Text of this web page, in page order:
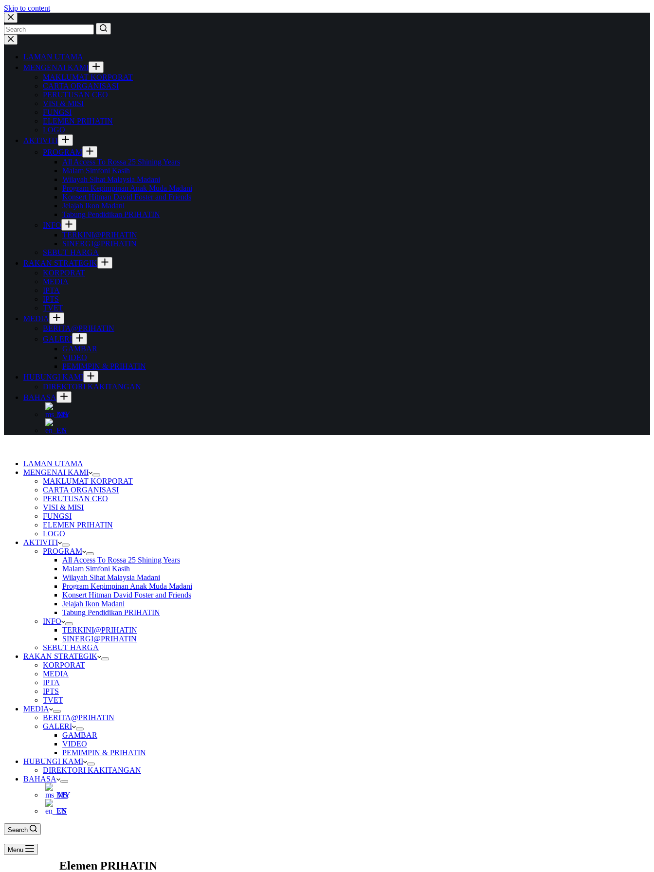
Skip to content
LAMAN UTAMA
MENGENAI KAMI
MAKLUMAT KORPORAT
CARTA ORGANISASI
PERUTUSAN CEO
VISI & MISI
FUNGSI
ELEMEN PRIHATIN
LOGO
AKTIVITI
PROGRAM
All Access To Rossa 25 Shining Years
Malam Simfoni Kasih
Wilayah Sihat Malaysia Madani
Program Kepimpinan Anak Muda Madani
Konsert Hitman David Foster and Friends
Jelajah Ikon Madani
Tabung Pendidikan PRIHATIN
INFO
TERKINI@PRIHATIN
SINERGI@PRIHATIN
SEBUT HARGA
RAKAN STRATEGIK
KORPORAT
MEDIA
IPTA
IPTS
TVET
MEDIA
BERITA@PRIHATIN
GALERI
GAMBAR
VIDEO
PEMIMPIN & PRIHATIN
HUBUNGI KAMI
DIREKTORI KAKITANGAN
BAHASA
MS
EN
LAMAN UTAMA
MENGENAI KAMI
MAKLUMAT KORPORAT
CARTA ORGANISASI
PERUTUSAN CEO
VISI & MISI
FUNGSI
ELEMEN PRIHATIN
LOGO
AKTIVITI
PROGRAM
All Access To Rossa 25 Shining Years
Malam Simfoni Kasih
Wilayah Sihat Malaysia Madani
Program Kepimpinan Anak Muda Madani
Konsert Hitman David Foster and Friends
Jelajah Ikon Madani
Tabung Pendidikan PRIHATIN
INFO
TERKINI@PRIHATIN
SINERGI@PRIHATIN
SEBUT HARGA
RAKAN STRATEGIK
KORPORAT
MEDIA
IPTA
IPTS
TVET
MEDIA
BERITA@PRIHATIN
GALERI
GAMBAR
VIDEO
PEMIMPIN & PRIHATIN
HUBUNGI KAMI
DIREKTORI KAKITANGAN
BAHASA
MS
EN
Search
Menu
Elemen PRIHATIN